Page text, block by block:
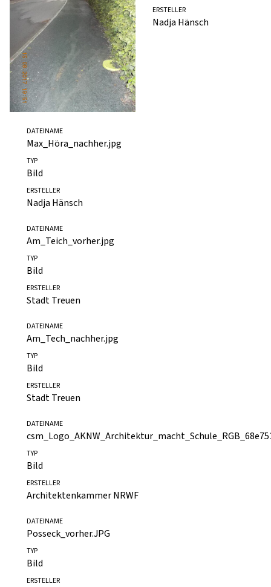
ERSTELLER
Nadja Hänsch
Stadt Treuen
DATEINAME
TYP
ERSTELLER
Architektenkammer NRWF
DATEINAME
Posseck_vorher.JPG